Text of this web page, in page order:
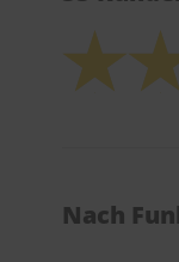
Nach